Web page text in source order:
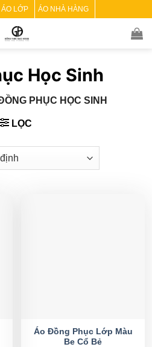
ÁO LỚP ÁO NHÀ HÀNG
Học Sinh
PHỤC HỌC SINH
LỌC
Áo Đồng Phục Lớp Màu
Be Cổ Bẻ